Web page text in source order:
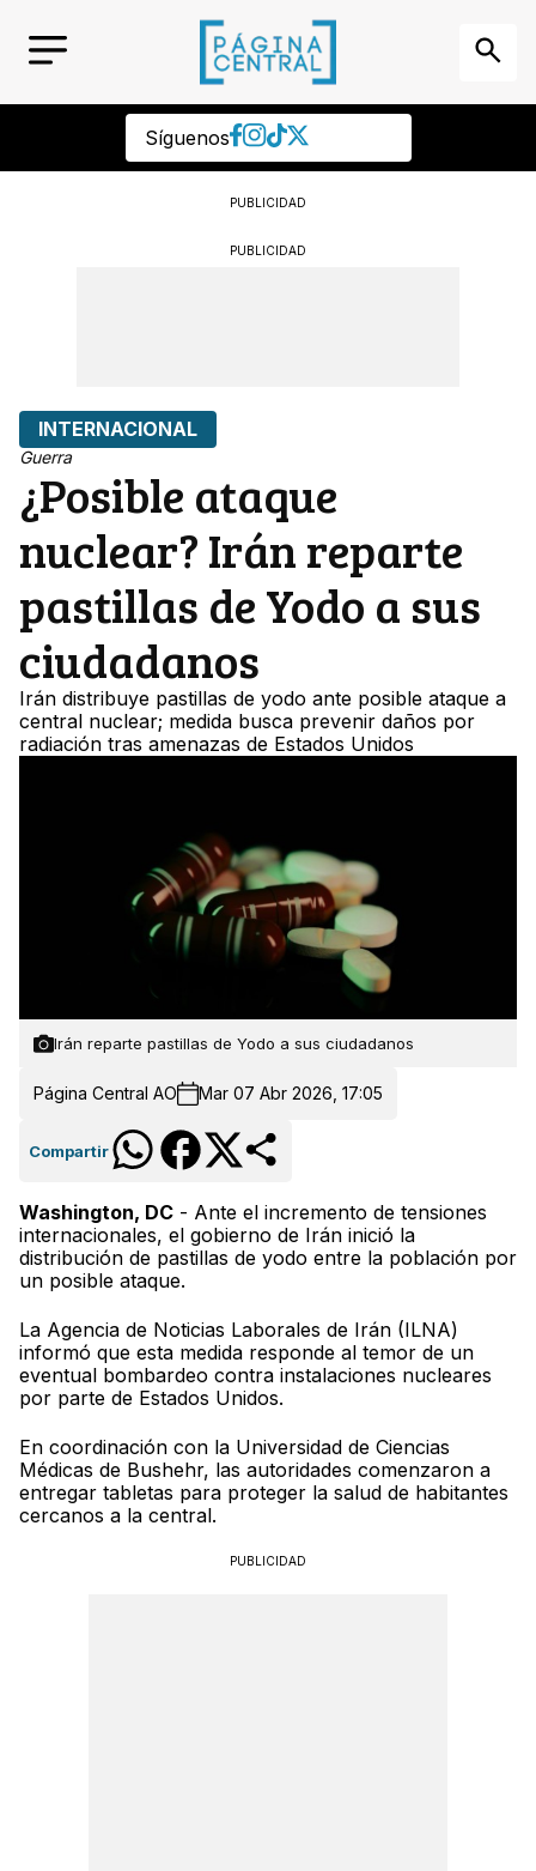
Síguenos
PUBLICIDAD
PUBLICIDAD
INTERNACIONAL
Guerra
¿Posible ataque
nuclear? Irán reparte
pastillas de Yodo a sus
ciudadanos
Irán distribuye pastillas de yodo ante posible ataque a
central nuclear; medida busca prevenir daños por
radiación tras amenazas de Estados Unidos
Irán reparte pastillas de Yodo a sus ciudadanos
Página Central AO Mar 07 Abr 2026, 17:05
Compartir
Washington, DC - Ante el incremento de tensiones
internacionales, el gobierno de Irán inició la
distribución de pastillas de yodo entre la población por
un posible ataque.
La Agencia de Noticias Laborales de Irán (ILNA)
informó que esta medida responde al temor de un
eventual bombardeo contra instalaciones nucleares
por parte de Estados Unidos.
En coordinación con la Universidad de Ciencias
Médicas de Bushehr, las autoridades comenzaron a
entregar tabletas para proteger la salud de habitantes
cercanos a la central.
PUBLICIDAD